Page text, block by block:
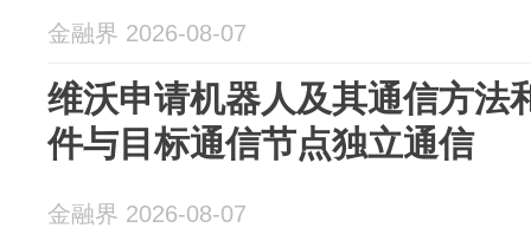
金融界 2026-08-07
维沃申请机器人及其通信方法
件与目标通信节点独立通信
金融界 2026-08-07